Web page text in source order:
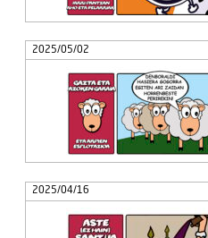
2025/05/02
2025/04/16